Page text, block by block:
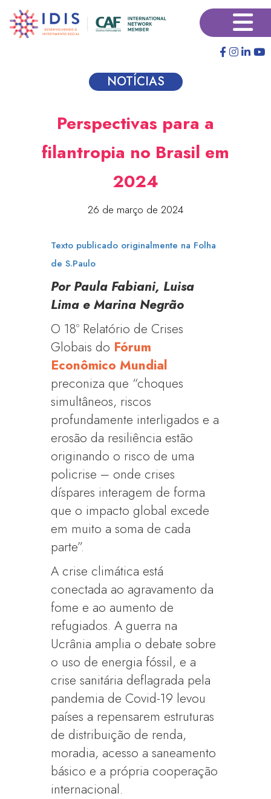
para
×
NOTÍCIAS
Perspectivas para a
filantropia no Brasil em
2024
26 de março de 2024
Texto publicado originalmente na Folha
de S.Paulo
Por Paula Fabiani, Luisa
Lima e Marina Negrão
O 18º Relatório de Crises
Globais do Fórum
Econômico Mundial
preconiza que “choques
simultâneos, riscos
profundamente interligados e a
erosão da resiliência estão
originando o risco de uma
policrise – onde crises
díspares interagem de forma
que o impacto global excede
em muito a soma de cada
parte”.
A crise climática está
conectada ao agravamento da
fome e ao aumento de
refugiados. A guerra na
Ucrânia amplia o debate sobre
o uso de energia fóssil, e a
crise sanitária deflagrada pela
pandemia de Covid-19 levou
países a repensarem estruturas
de distribuição de renda,
moradia, acesso a saneamento
básico e a própria cooperação
internacional.